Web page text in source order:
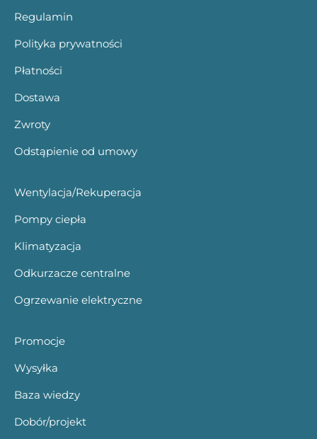
Regulamin
Polityka prywatności
Płatności
Dostawa
Zwroty
Odstąpienie od umowy
Wentylacja/Rekuperacja
Pompy ciepła
Klimatyzacja
Odkurzacze centralne
Ogrzewanie elektryczne
Promocje
Wysyłka
Baza wiedzy
Dobór/projekt